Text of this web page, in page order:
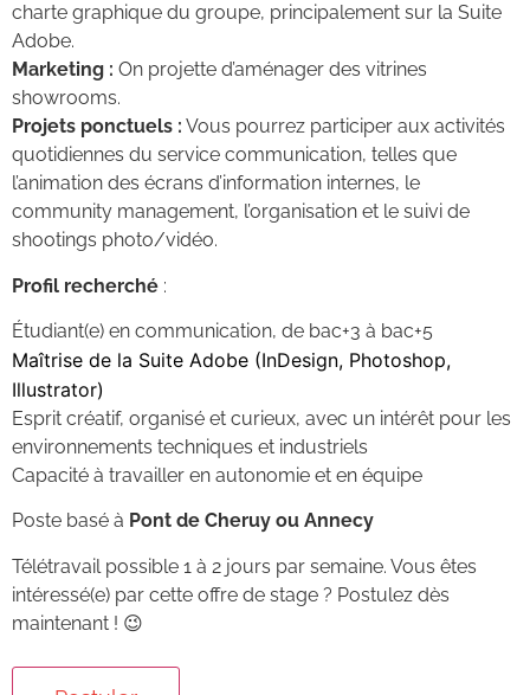
charte graphique du groupe, principalement sur la Suite
Adobe.
Marketing : On projette d’aménager des vitrines
showrooms.
Projets ponctuels : Vous pourrez participer aux activités
quotidiennes du service communication, telles que
l’animation des écrans d’information internes, le
community management, l’organisation et le suivi de
shootings photo/vidéo.
Profil recherché :
Étudiant(e) en communication, de bac+3 à bac+5
Maîtrise de la Suite Adobe (InDesign, Photoshop,
Illustrator)
Esprit créatif, organisé et curieux, avec un intérêt pour les
environnements techniques et industriels
Capacité à travailler en autonomie et en équipe
Poste basé à Pont de Cheruy ou Annecy
Télétravail possible 1 à 2 jours par semaine. Vous êtes
intéressé(e) par cette offre de stage ? Postulez dès
maintenant ! 😉